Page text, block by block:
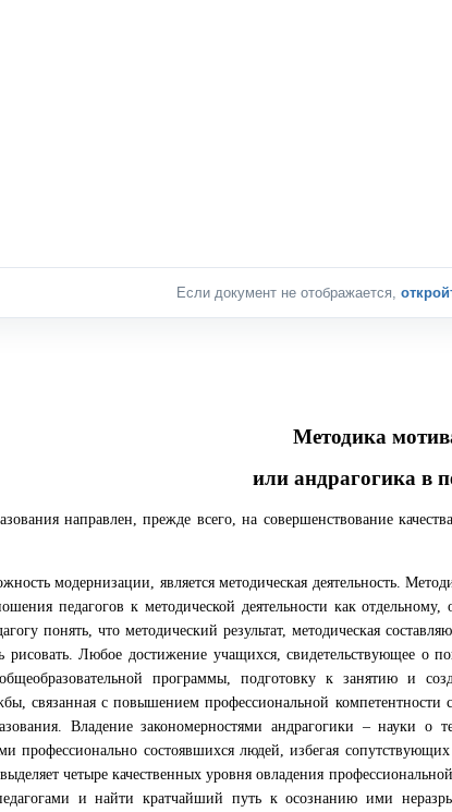
Если документ не отображается,
Методика
или андрагогика в
направлен, прежде всего, на совершенствование
модернизации, является методическая деятельность.
педагогов к методической деятельности как
понять, что методический результат, методическая
Любое достижение учащихся, свидетельствующее о
программы, подготовку к занятию и
связанная с повышением профессиональной
Владение закономерностями андрагогики – науки о
профессионально состоявшихся людей, избегая
четыре качественных уровня овладения
и найти кратчайший путь к осознанию ими